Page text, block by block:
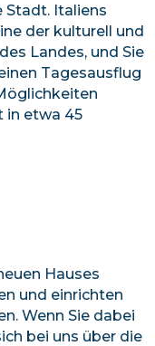
Stadt. Italiens
der kulturell und
Landes, und Sie
Tagesausflug
in etwa 45
Hauses
und einrichten
Wenn Sie dabei
bei uns über die